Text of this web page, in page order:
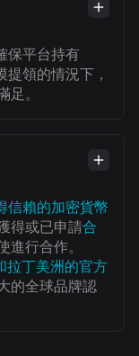
保平台持有
領的情況下，
足。
信賴的加密貨幣
得或已申請合
進行合作。
拉丁美洲的官方
的全球品牌認